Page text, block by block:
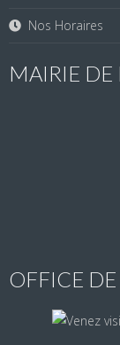
Nos Horaires
MAIRIE
OFFICE